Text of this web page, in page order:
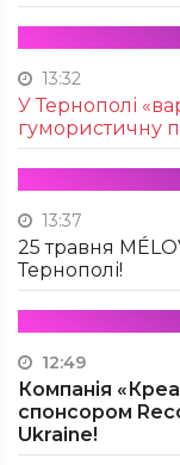
13:32
У Тернополі
гумористичну
13:37
25 травня
Тернополі!
12:49
Компанія
спонсором
Ukraine!